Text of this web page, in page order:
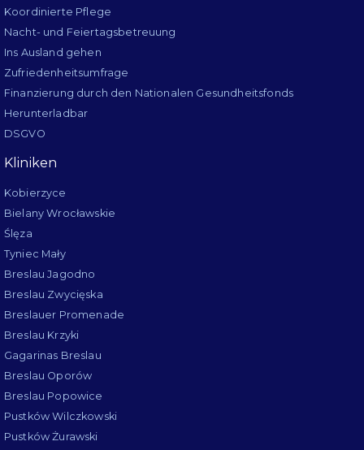
Koordinierte Pflege
Nacht- und Feiertagsbetreuung
Ins Ausland gehen
Zufriedenheitsumfrage
Finanzierung durch den Nationalen Gesundheitsfonds
Herunterladbar
DSGVO
Kliniken
Kobierzyce
Bielany Wrocławskie
Ślęza
Tyniec Mały
Breslau Jagodno
Breslau Zwycięska
Breslauer Promenade
Breslau Krzyki
Gagarinas Breslau
Breslau Oporów
Breslau Popowice
Pustków Wilczkowski
Pustków Żurawski